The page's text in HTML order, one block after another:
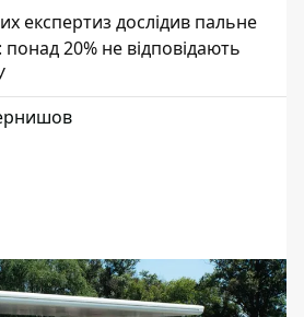
експертиз дослідив пальне
20% не відповідають